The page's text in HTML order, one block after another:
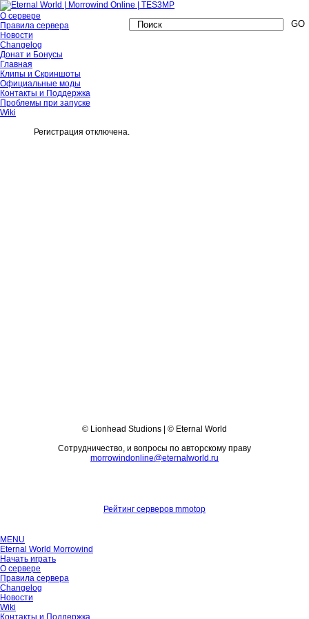
О сервере
Правила сервера
Новости
Changelog
Донат и Бонусы
Главная
Клипы и Скриншоты
Официальные моды
Контакты и Поддержка
Проблемы при запуске
Wiki
Регистрация отключена.
© Lionhead Studions | © Eternal World
Сотрудничество, и вопросы по авторскому праву
morrowindonline@eternalworld.ru
Рейтинг серверов mmotop
MENU
Eternal World Morrowind
Начать играть
О сервере
Правила сервера
Changelog
Новости
Wiki
Контакты и Поддержка